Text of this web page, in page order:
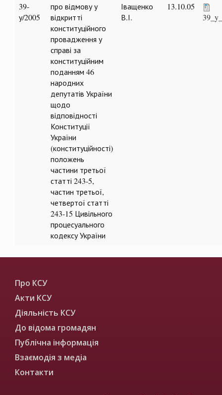
39-
у/2005
про відмову у
відкритті
конституційного
провадження у
справі за
конституційним
поданням 46
народних
депутатів України
щодо
відповідності
Конституції
України
(конституційності)
положень
частини третьої
статті 243-5,
частин третьої,
четвертої статті
243-15 Цивільного
процесуального
кодексу України
Іващенко
В.І.
13.10.05
Про КСУ
Акти КСУ
Діяльність КСУ
До відома громадян
Публічна інформація
Взаємодія з медіа
Контакти